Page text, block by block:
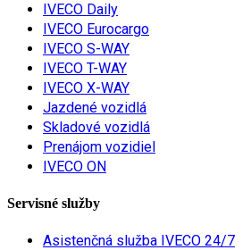
IVECO Daily
IVECO Eurocargo
IVECO S-WAY
IVECO T-WAY
IVECO X-WAY
Jazdené vozidlá
Skladové vozidlá
Prenájom vozidiel
IVECO ON
Servisné služby
Asistenčná služba IVECO 24/7